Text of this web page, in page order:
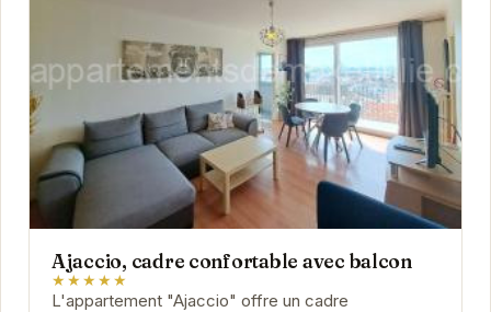
Ajaccio, cadre confortable avec balcon
★★★★★
L'appartement "Ajaccio" offre un cadre